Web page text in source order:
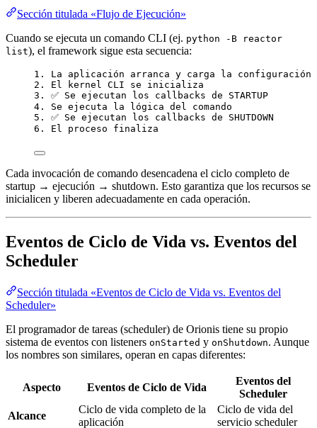
Sección titulada «Flujo de Ejecución»
Cuando se ejecuta un comando CLI (ej. python -B reactor
list), el framework sigue esta secuencia:
1. La aplicación arranca y carga la configuración
2. El kernel CLI se inicializa
3. ✅ Se ejecutan los callbacks de STARTUP
4. Se ejecuta la lógica del comando
5. ✅ Se ejecutan los callbacks de SHUTDOWN
6. El proceso finaliza
Cada invocación de comando desencadena el ciclo completo de
startup → ejecución → shutdown. Esto garantiza que los recursos se
inicialicen y liberen adecuadamente en cada operación.
Eventos de Ciclo de Vida vs. Eventos del
Scheduler
Sección titulada «Eventos de Ciclo de Vida vs. Eventos del
Scheduler»
El programador de tareas (scheduler) de Orionis tiene su propio
sistema de eventos con listeners onStarted y onShutdown. Aunque
los nombres son similares, operan en capas diferentes:
Aspecto Eventos de Ciclo de Vida
Eventos del
Scheduler
Alcance
Ciclo de vida completo de la
aplicación
Ciclo de vida del
servicio scheduler